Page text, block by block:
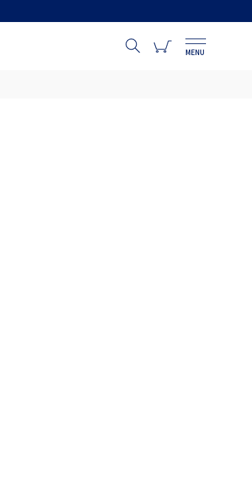
MENU